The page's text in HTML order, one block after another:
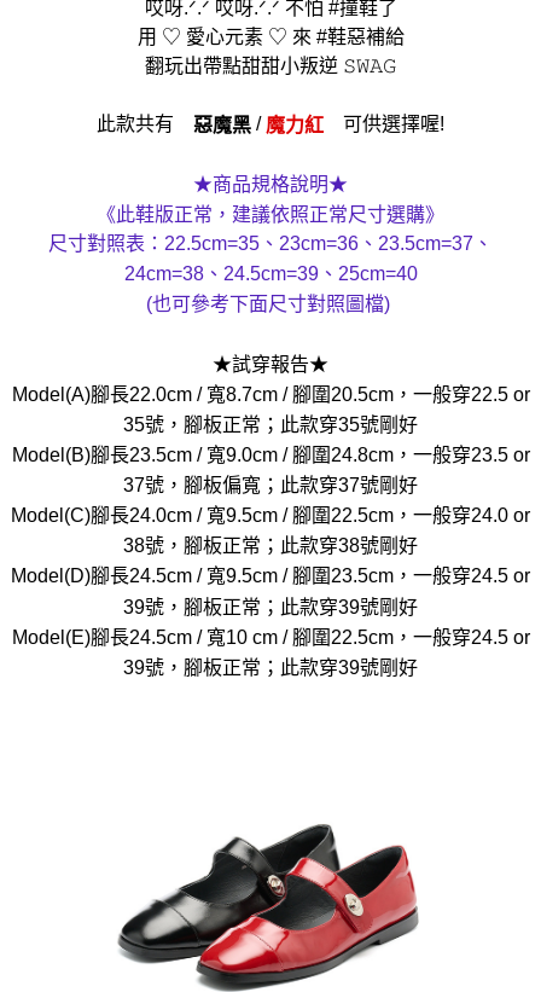
哎呀.ᐟ.ᐟ 哎呀.ᐟ.ᐟ 不怕 #撞鞋了
用 ♡ 愛心元素 ♡ 來 #鞋惡補給
翻玩出帶點甜甜小叛逆 𝚂𝚆𝙰𝙶
此款共有 惡魔黑 / 魔力紅 可供選擇喔!
★商品規格說明★
《此鞋版正常，建議依照正常尺寸選購》
尺寸對照表：22.5cm=35、23cm=36、23.5cm=37、
24cm=38、24.5cm=39、25cm=40
(也可參考下面尺寸對照圖檔)
★試穿報告★
Model(A)腳長22.0cm / 寬8.7cm / 腳圍20.5cm，一般穿22.5 or
35號，腳板正常；此款穿35號剛好
Model(B)腳長23.5cm / 寬9.0cm / 腳圍24.8cm，一般穿23.5 or
37號，腳板偏寬；此款穿37號剛好
Model(C)腳長24.0cm / 寬9.5cm / 腳圍22.5cm，一般穿24.0 or
38號，腳板正常；此款穿38號剛好
Model(D)腳長24.5cm / 寬9.5cm / 腳圍23.5cm，一般穿24.5 or
39號，腳板正常；此款穿39號剛好
Model(E)腳長24.5cm / 寬10 cm / 腳圍22.5cm，一般穿24.5 or
39號，腳板正常；此款穿39號剛好